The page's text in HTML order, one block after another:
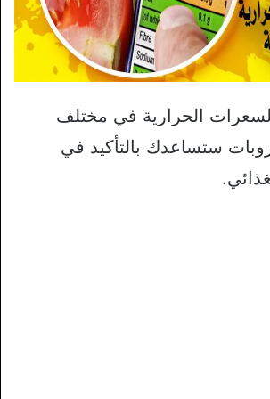
الحرارية في مختلف
ستساعدك بالتأكيد في